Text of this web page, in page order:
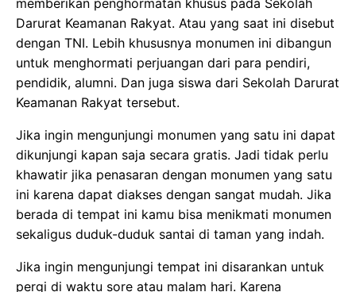
memberikan penghormatan khusus pada Sekolah
Darurat Keamanan Rakyat. Atau yang saat ini disebut
dengan TNI. Lebih khususnya monumen ini dibangun
untuk menghormati perjuangan dari para pendiri,
pendidik, alumni. Dan juga siswa dari Sekolah Darurat
Keamanan Rakyat tersebut.
Jika ingin mengunjungi monumen yang satu ini dapat
dikunjungi kapan saja secara gratis. Jadi tidak perlu
khawatir jika penasaran dengan monumen yang satu
ini karena dapat diakses dengan sangat mudah. Jika
berada di tempat ini kamu bisa menikmati monumen
sekaligus duduk-duduk santai di taman yang indah.
Jika ingin mengunjungi tempat ini disarankan untuk
pergi di waktu sore atau malam hari. Karena